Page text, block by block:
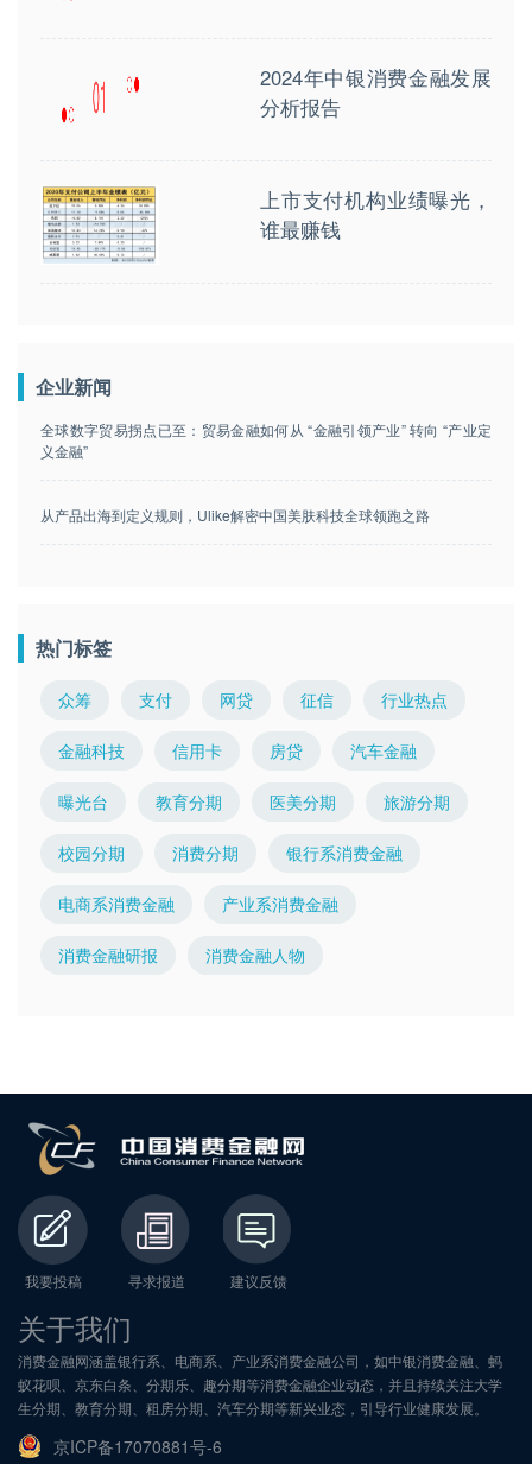
2024年中银消费金融发展
分析报告
上市支付机构业绩曝光，
谁最赚钱
企业新闻
全球数字贸易拐点已至：贸易金融如何从 “金融引领产业” 转向 “产业定
义金融”
从产品出海到定义规则，Ulike解密中国美肤科技全球领跑之路
热门标签
众筹 支付 网贷 征信 行业热点
金融科技 信用卡 房贷 汽车金融
曝光台 教育分期 医美分期 旅游分期
校园分期 消费分期 银行系消费金融
电商系消费金融 产业系消费金融
消费金融研报 消费金融人物
我要投稿 寻求报道 建议反馈
关于我们
消费金融网涵盖银行系、电商系、产业系消费金融公司，如中银消费金融、蚂
蚁花呗、京东白条、分期乐、趣分期等消费金融企业动态，并且持续关注大学
生分期、教育分期、租房分期、汽车分期等新兴业态，引导行业健康发展。
京ICP备17070881号-6